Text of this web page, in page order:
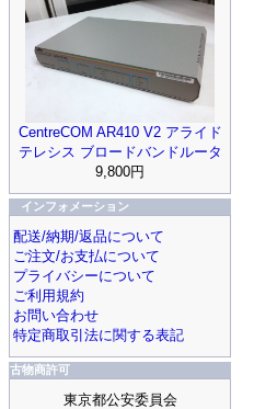
CentreCOM AR410 V2 アライド
テレシス ブロードバンドルータ
9,800円
インフォメーション
配送/納期/返品について
ご注文/お支払について
プライバシーについて
ご利用規約
お問い合わせ
特定商取引法に関する表記
古物商許可
東京都公安委員会